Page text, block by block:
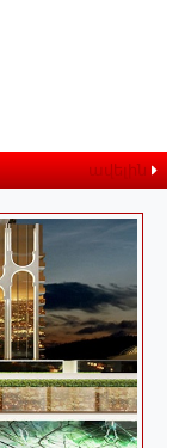
ավելին